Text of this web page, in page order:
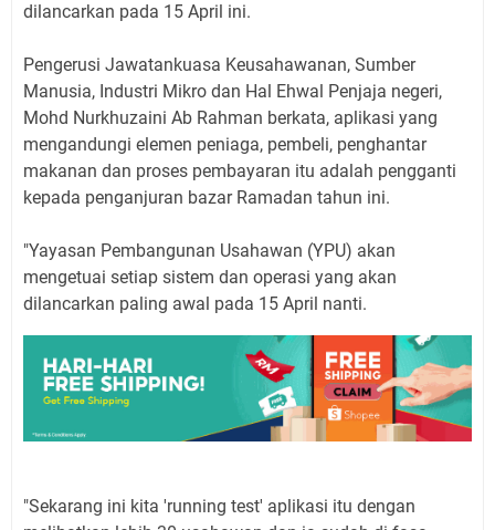
dilancarkan pada 15 April ini.
Pengerusi Jawatankuasa Keusahawanan, Sumber
Manusia, Industri Mikro dan Hal Ehwal Penjaja negeri,
Mohd Nurkhuzaini Ab Rahman berkata, aplikasi yang
mengandungi elemen peniaga, pembeli, penghantar
makanan dan proses pembayaran itu adalah pengganti
kepada penganjuran bazar Ramadan tahun ini.
"Yayasan Pembangunan Usahawan (YPU) akan
mengetuai setiap sistem dan operasi yang akan
dilancarkan paling awal pada 15 April nanti.
"Sekarang ini kita 'running test' aplikasi itu dengan